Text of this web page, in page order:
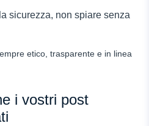
sicurezza, non spiare senza
etico, trasparente e in linea
i vostri post